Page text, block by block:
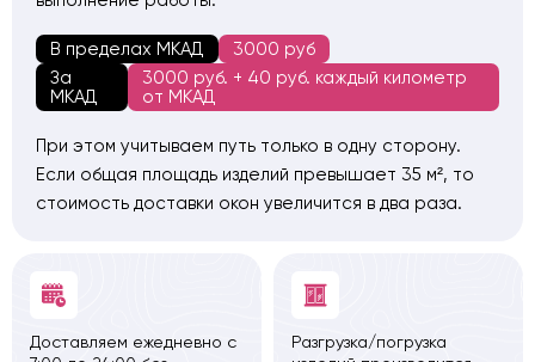
В пределах МКАД
3000 руб
За
МКАД
3000 руб. + 40 руб. каждый километр
от МКАД
При этом учитываем путь только в одну сторону.
Если общая площадь изделий превышает 35 м², то
стоимость доставки окон увеличится в два раза.
Доставляем ежедневно с
Разгрузка/погрузка